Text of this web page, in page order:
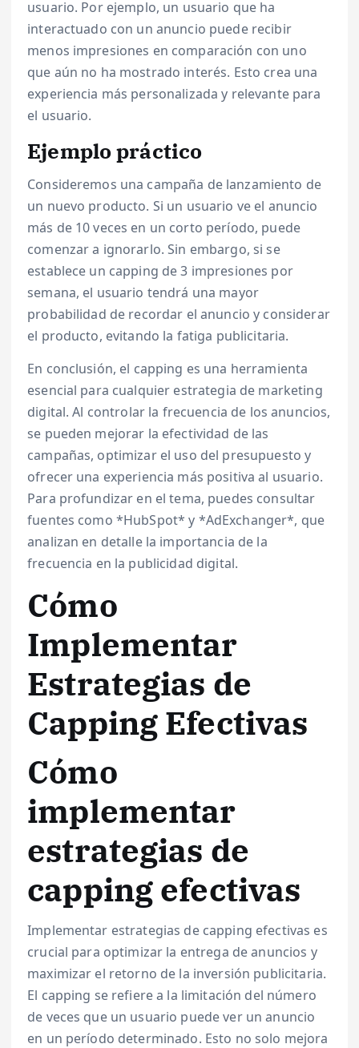
usuario. Por ejemplo, un usuario que ha
interactuado con un anuncio puede recibir
menos impresiones en comparación con uno
que aún no ha mostrado interés. Esto crea una
experiencia más personalizada y relevante para
el usuario.
Ejemplo práctico
Consideremos una campaña de lanzamiento de
un nuevo producto. Si un usuario ve el anuncio
más de 10 veces en un corto período, puede
comenzar a ignorarlo. Sin embargo, si se
establece un capping de 3 impresiones por
semana, el usuario tendrá una mayor
probabilidad de recordar el anuncio y considerar
el producto, evitando la fatiga publicitaria.
En conclusión, el capping es una herramienta
esencial para cualquier estrategia de marketing
digital. Al controlar la frecuencia de los anuncios,
se pueden mejorar la efectividad de las
campañas, optimizar el uso del presupuesto y
ofrecer una experiencia más positiva al usuario.
Para profundizar en el tema, puedes consultar
fuentes como *HubSpot* y *AdExchanger*, que
analizan en detalle la importancia de la
frecuencia en la publicidad digital.
Cómo
Implementar
Estrategias de
Capping Efectivas
Cómo
implementar
estrategias de
capping efectivas
Implementar estrategias de capping efectivas es
crucial para optimizar la entrega de anuncios y
maximizar el retorno de la inversión publicitaria.
El capping se refiere a la limitación del número
de veces que un usuario puede ver un anuncio
en un período determinado. Esto no solo mejora